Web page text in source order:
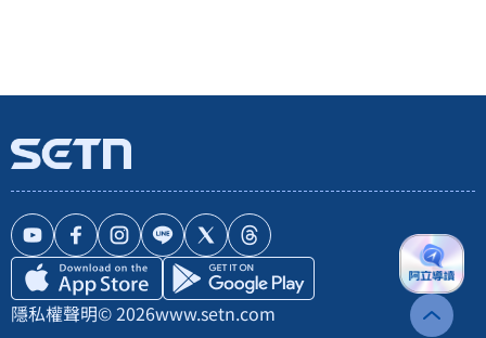
隱私權聲明© 2026www.setn.com